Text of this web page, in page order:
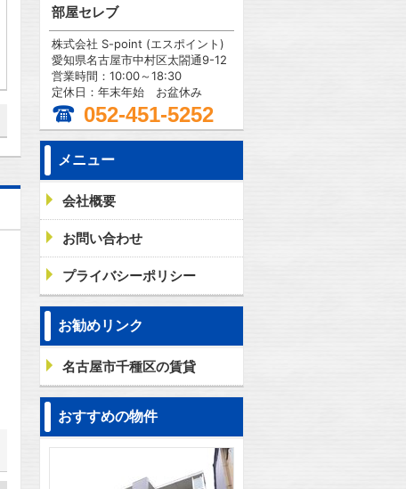
部屋セレブ
株式会社 S-point (エスポイント)
愛知県名古屋市中村区太閤通9-12
営業時間：10:00～18:30
定休日：年末年始 お盆休み
052-451-5252
メニュー
会社概要
お問い合わせ
プライバシーポリシー
お勧めリンク
名古屋市千種区の賃貸
おすすめの物件